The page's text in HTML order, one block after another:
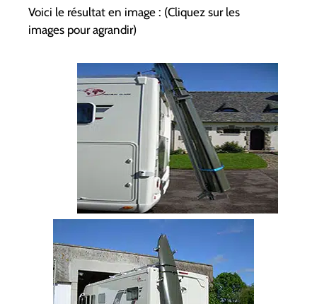
Voici le résultat en image : (Cliquez sur les
images pour agrandir)